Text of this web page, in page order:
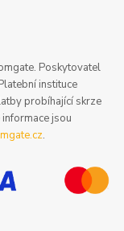
Poskytovatel
instituce
probíhající skrze
jsou
.